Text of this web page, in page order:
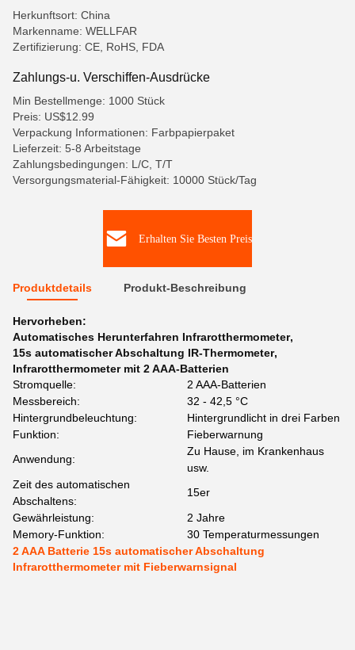
Herkunftsort: China
Markenname: WELLFAR
Zertifizierung: CE, RoHS, FDA
Zahlungs-u. Verschiffen-Ausdrücke
Min Bestellmenge: 1000 Stück
Preis: US$12.99
Verpackung Informationen: Farbpapierpaket
Lieferzeit: 5-8 Arbeitstage
Zahlungsbedingungen: L/C, T/T
Versorgungsmaterial-Fähigkeit: 10000 Stück/Tag
Erhalten Sie Besten Preis
Produktdetails Produkt-Beschreibung
Hervorheben:
Automatisches Herunterfahren Infrarotthermometer,
15s automatischer Abschaltung IR-Thermometer,
Infrarotthermometer mit 2 AAA-Batterien
Stromquelle:
2 AAA-Batterien
Messbereich:
32 - 42,5 °C
Hintergrundbeleuchtung:
Hintergrundlicht in drei Farben
Funktion:
Fieberwarnung
Anwendung:
Zu Hause, im Krankenhaus
usw.
Zeit des automatischen
Abschaltens:
15er
Gewährleistung:
2 Jahre
Memory-Funktion:
30 Temperaturmessungen
2 AAA Batterie 15s automatischer Abschaltung
Infrarotthermometer mit Fieberwarnsignal